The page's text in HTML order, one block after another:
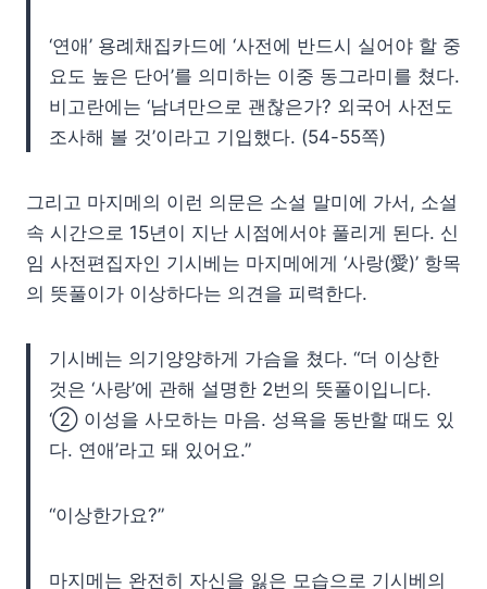
‘연애’ 용례채집카드에 ‘사전에 반드시 실어야 할 중
요도 높은 단어’를 의미하는 이중 동그라미를 쳤다.
비고란에는 ‘남녀만으로 괜찮은가? 외국어 사전도
조사해 볼 것’이라고 기입했다. (54-55쪽)
그리고 마지메의 이런 의문은 소설 말미에 가서, 소설
속 시간으로 15년이 지난 시점에서야 풀리게 된다. 신
임 사전편집자인 기시베는 마지메에게 ‘사랑(愛)’ 항목
의 뜻풀이가 이상하다는 의견을 피력한다.
기시베는 의기양양하게 가슴을 쳤다. “더 이상한
것은 ‘사랑’에 관해 설명한 2번의 뜻풀이입니다.
‘② 이성을 사모하는 마음. 성욕을 동반할 때도 있
다. 연애’라고 돼 있어요.”
“이상한가요?”
마지메는 완전히 자신을 잃은 모습으로 기시베의